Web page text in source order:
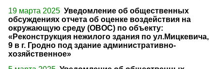
19 марта 2025 Уведомление об общественных
обсуждениях отчета об оценке воздействия на
окружающую среду (ОВОС) по объекту:
«Реконструкция нежилого здания по ул.Мицкевича,
9 в г. Гродно под здание административно-
хозяйственное»